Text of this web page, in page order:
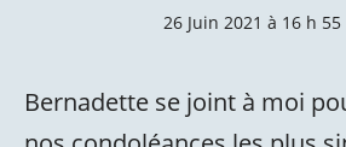
26 Juin 2021 à 16 h
Bernadette se joint à moi